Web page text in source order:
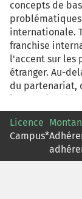
concepts de
internationale.
franchise
l'accent sur les
étranger. Au-
du partenariat,
international.
"partenariat
mutualisation
de la relation
perspective
Licence
Campus*